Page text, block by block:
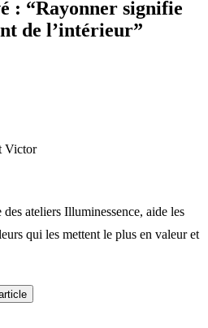
: “Rayonner signifie
de l’intérieur”
Victor
ateliers Illuminessence, aide les
qui les mettent le plus en valeur et